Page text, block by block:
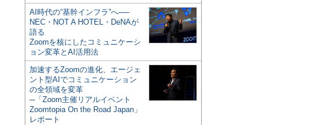
AI時代の“基幹インフラ”へ──
NEC・NOT A HOTEL・DeNAが
語る
Zoomを核にしたコミュニケーシ
ョン変革とAI活用法
加速するZoomの進化、エージェ
ント型AIでコミュニケーション
の全領域を変革
─「Zoom主催リアルイベント
Zoomtopia On the Road Japan」
レポート